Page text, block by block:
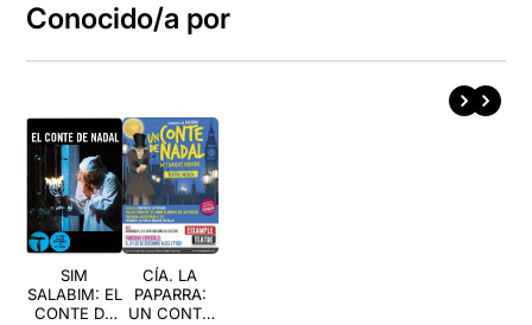
Conocido/a por
SIM
SALABIM: EL
CONTE DE
CÍA. LA
PAPARRA:
UN CONTE